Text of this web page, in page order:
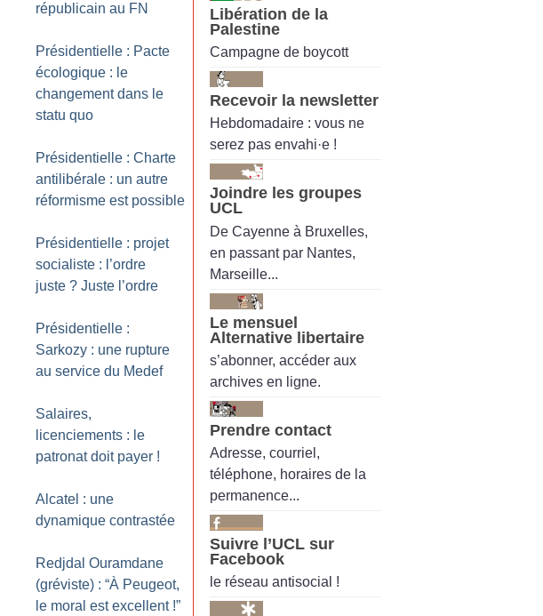
républicain au FN
Présidentielle : Pacte
écologique : le
changement dans le
statu quo
Présidentielle : Charte
antilibérale : un autre
réformisme est possible
Présidentielle : projet
socialiste : l’ordre
juste ? Juste l’ordre
Présidentielle :
Sarkozy : une rupture
au service du Medef
Salaires,
licenciements : le
patronat doit payer !
Alcatel : une
dynamique contrastée
Redjdal Ouramdane
(gréviste) : “À Peugeot,
le moral est excellent !”
Libération de la
Palestine
Campagne de boycott
Recevoir la newsletter
Hebdomadaire : vous ne
serez pas envahi·e !
Joindre les groupes
UCL
De Cayenne à Bruxelles,
en passant par Nantes,
Marseille...
Le mensuel
Alternative libertaire
s’abonner, accéder aux
archives en ligne.
Prendre contact
Adresse, courriel,
téléphone, horaires de la
permanence...
Suivre l’UCL sur
Facebook
le réseau antisocial !